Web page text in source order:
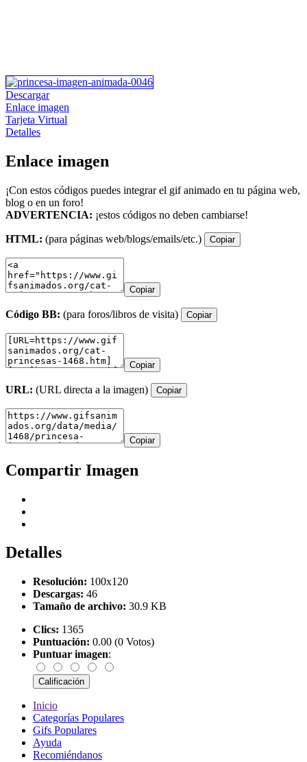
Descargar
Enlace imagen
Tarjeta Virtual
Detalles
Enlace imagen
¡Con estos códigos puedes integrar el gif animado en tu página web,
blog o en un foro!
ADVERTENCIA: ¡estos códigos no deben cambiarse!
HTML: (para páginas web/blogs/emails/etc.) Copiar
Copiar
Código BB: (para foros/libros de visita) Copiar
Copiar
URL: (URL directa a la imagen) Copiar
Copiar
Compartir Imagen
Detalles
Resolución: 100x120
Descargas: 46
Tamaño de archivo: 30.9 KB
Clics: 1365
Puntuación: 0.00 (0 Votos)
Puntuar imagen:
Inicio
Categorías Populares
Gifs Populares
Ayuda
Recomiéndanos